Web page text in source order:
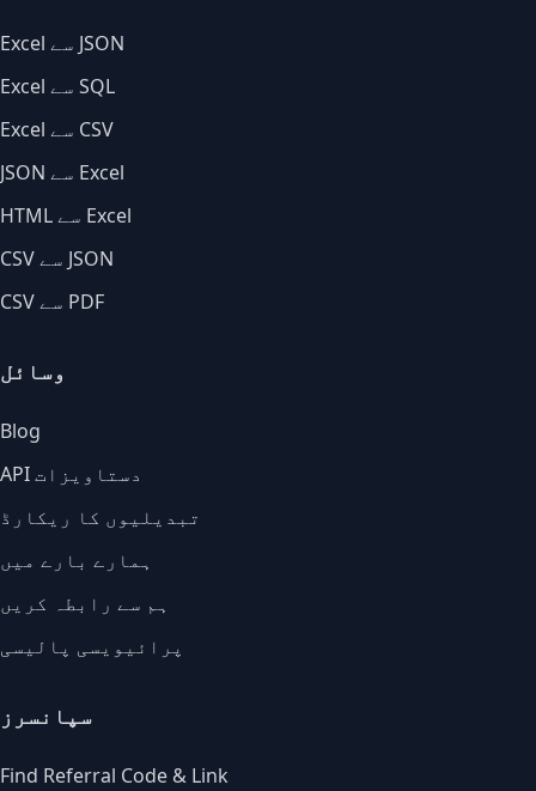
Excel سے JSON
Excel سے SQL
Excel سے CSV
JSON سے Excel
HTML سے Excel
CSV سے JSON
CSV سے PDF
وسائل
Blog
API دستاویزات
تبدیلیوں کا ریکارڈ
ہمارے بارے میں
ہم سے رابطہ کریں
پرائیویسی پالیسی
سپانسرز
Find Referral Code & Link